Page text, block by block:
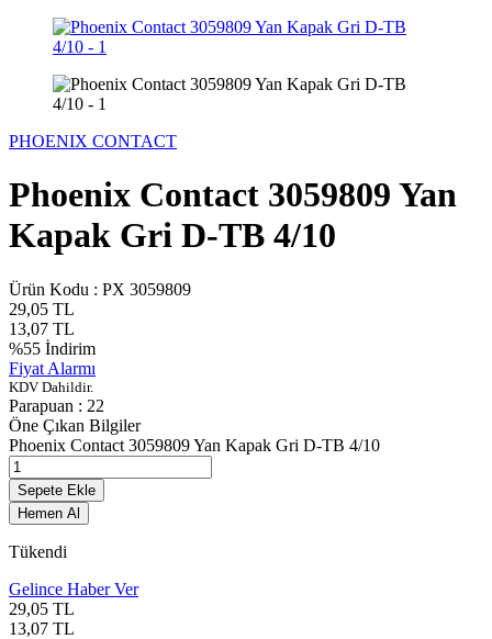
PHOENIX CONTACT
Phoenix Contact 3059809 Yan
Kapak Gri D-TB 4/10
Ürün Kodu : PX 3059809
29,05 TL
13,07 TL
%55 İndirim
Fiyat Alarmı
KDV Dahildir.
Parapuan : 22
Öne Çıkan Bilgiler
Phoenix Contact 3059809 Yan Kapak Gri D-TB 4/10
Sepete Ekle
Hemen Al
Tükendi
Gelince Haber Ver
29,05 TL
13,07 TL